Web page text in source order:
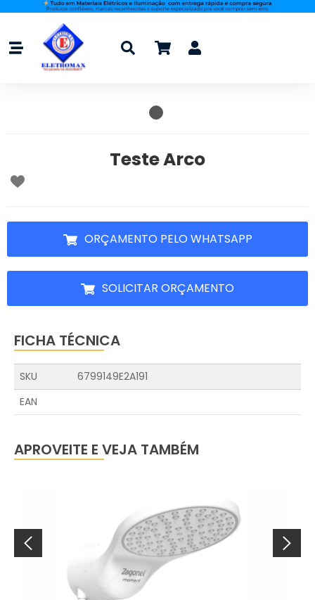
Teste Arco
ORÇAMENTO PELO WHATSAPP
SOLICITAR ORÇAMENTO
FICHA TÉCNICA
SKU
6799149E2A191
EAN
APROVEITE E VEJA TAMBÉM